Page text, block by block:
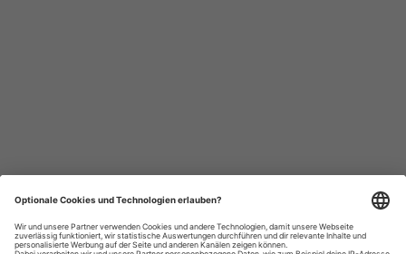
Datenschutzhinweise